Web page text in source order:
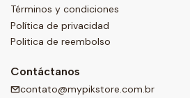
Términos y condiciones
Política de privacidad
Politica de reembolso
Contáctanos
contato@mypikstore.com.br